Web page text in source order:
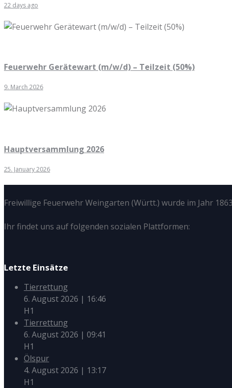
22 days ago
Feuerwehr Gerätewart (m/w/d) – Teilzeit (50%)
9. March 2026
Hauptversammlung 2026
25. January 2026
Freiwillige Feuerwehr Weingarten (Württ.) wurde im Jahr
Ihr findet uns auf folgenden sozialen Plattformen:
Letzte Einsätze
Tierrettung
6. August 2026 | 16:46
H1
Tierrettung
6. August 2026 | 09:41
H1
Ölspur
4. August 2026 | 13:17
H1